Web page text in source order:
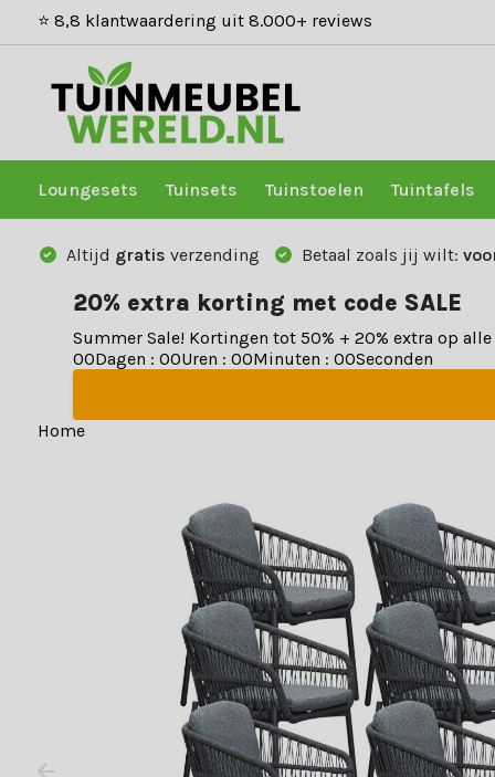
⭐ 8,8 klantwaardering uit 8.000+ reviews
Loungesets Tuinsets Tuinstoelen Tuintafels
Altijd gratis verzending Betaal zoals jij wilt:
20% extra korting met code SALE
Summer Sale! Kortingen tot 50% + 20% extra op
00Dagen : 00Uren : 00Minuten : 00Seconden
Home